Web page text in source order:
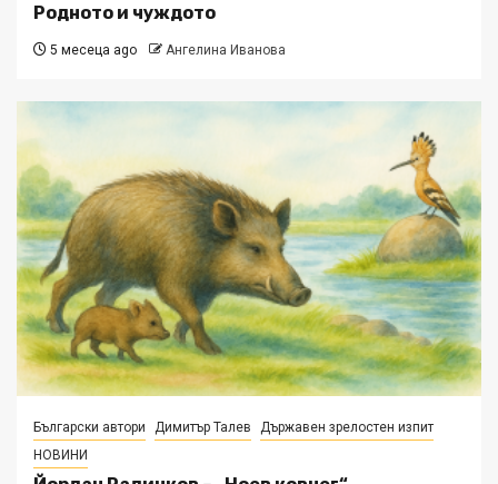
Родното и чуждото
5 месеца ago Ангелина Иванова
Български автори Димитър Талев
Държавен зрелостен изпит
НОВИНИ